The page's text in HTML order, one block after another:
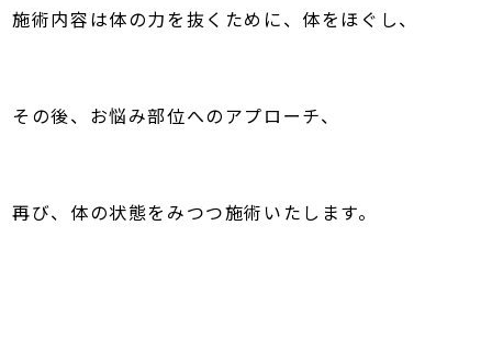
施術内容は体の力を抜くために、体をほぐし、
その後、お悩み部位へのアプローチ、
再び、体の状態をみつつ施術いたします。